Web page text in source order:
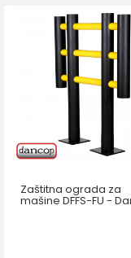
Zaštitna ograda za
mašine DFFS-FU -